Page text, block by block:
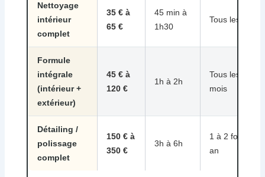
Nettoyage
intérieur
complet
35 € à
65 €
45 min à
1h30
Tous les 3
Formule
intégrale
(intérieur +
extérieur)
45 € à
120 €
1h à 2h
Tous les 3 à 6
mois
Détailing /
polissage
complet
150 € à
350 €
3h à 6h
1 à 2 fois par
an